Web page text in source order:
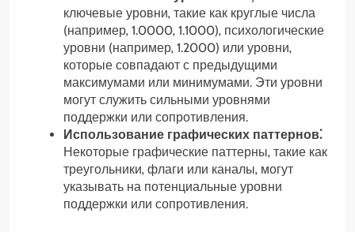
ключевые уровни‚ такие как круглые числа
(например‚ 1.0000‚ 1.1000)‚ психологические
уровни (например‚ 1.2000) или уровни‚
которые совпадают с предыдущими
максимумами или минимумами. Эти уровни
могут служить сильными уровнями
поддержки или сопротивления.
Использование графических паттернов⁚
Некоторые графические паттерны‚ такие как
треугольники‚ флаги или каналы‚ могут
указывать на потенциальные уровни
поддержки или сопротивления.